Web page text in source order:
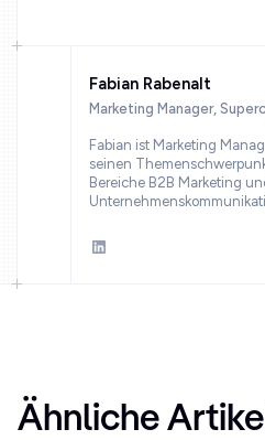
Fabian Rabenalt
Marketing Manager,
Fabian ist Marketing
seinen
Bereiche B2B Marketing
Ähnliche